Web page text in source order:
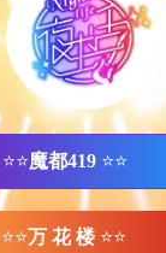
⭐⭐魔都419 ⭐⭐
⭐⭐万 花 楼 ⭐⭐